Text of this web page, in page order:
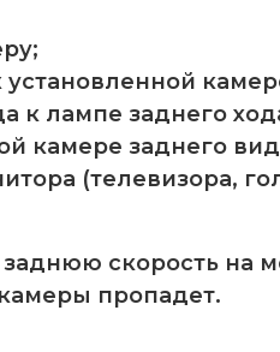
лампе заднего
камере заднего
(телевизора,
скорость на
пропадет.